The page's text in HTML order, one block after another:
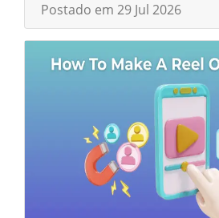
Postado em 29 Jul 2026